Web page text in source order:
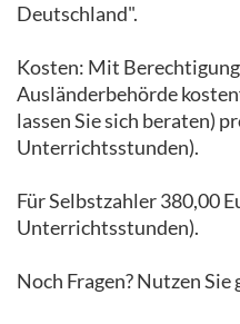
Deutschland".
Kosten: Mit
Ausländerbehörde
lassen Sie sich beraten)
Unterrichtsstunden).
Für Selbstzahler 380,00
Unterrichtsstunden).
Noch Fragen? Nutzen